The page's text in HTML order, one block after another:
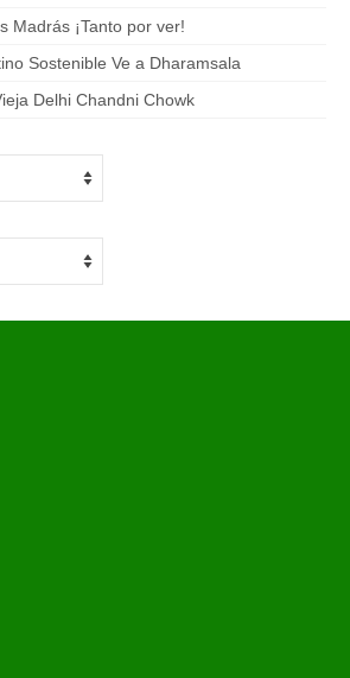
Madrás ¡Tanto por ver!
Sostenible Ve a Dharamsala
Delhi Chandni Chowk